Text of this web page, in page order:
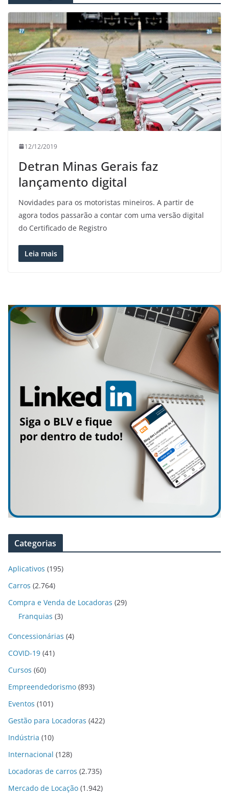
12/12/2019
Detran Minas Gerais faz
lançamento digital
Novidades para os motoristas mineiros. A partir de
agora todos passarão a contar com uma versão digital
do Certificado de Registro
Leia mais
Categorias
Aplicativos (195)
Carros (2.764)
Compra e Venda de Locadoras (29)
Franquias (3)
Concessionárias (4)
COVID-19 (41)
Cursos (60)
Empreendedorismo (893)
Eventos (101)
Gestão para Locadoras (422)
Indústria (10)
Internacional (128)
Locadoras de carros (2.735)
Mercado de Locação (1.942)